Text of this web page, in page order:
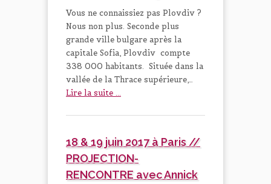
Vous ne connaissiez pas Plovdiv ?
Nous non plus. Seconde plus
grande ville bulgare après la
capitale Sofia, Plovdiv compte
338 000 habitants. Située dans la
vallée de la Thrace supérieure,…
Lire la suite ...
18 & 19 juin 2017 à Paris //
PROJECTION-
RENCONTRE avec Annick